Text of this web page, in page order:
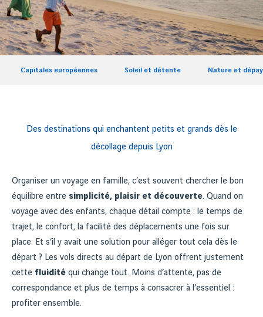
Capitales européennes Soleil et détente Nature et
Des destinations qui enchantent petits et grands dès le
décollage depuis Lyon
Organiser un voyage en famille, c’est souvent chercher le bon
équilibre entre simplicité, plaisir et découverte. Quand on
voyage avec des enfants, chaque détail compte : le temps de
trajet, le confort, la facilité des déplacements une fois sur
place. Et s’il y avait une solution pour alléger tout cela dès le
départ ? Les vols directs au départ de Lyon offrent justement
cette fluidité qui change tout. Moins d’attente, pas de
correspondance et plus de temps à consacrer à l’essentiel :
profiter ensemble.